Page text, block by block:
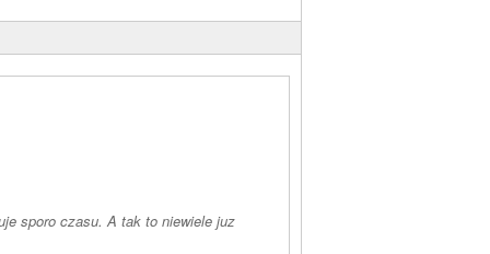
sporo czasu. A tak to niewiele juz